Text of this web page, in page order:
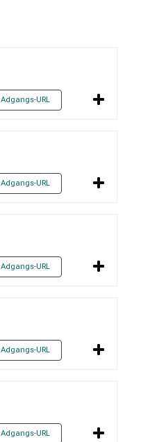
Adgangs-URL
Adgangs-URL
Adgangs-URL
Adgangs-URL
Adgangs-URL